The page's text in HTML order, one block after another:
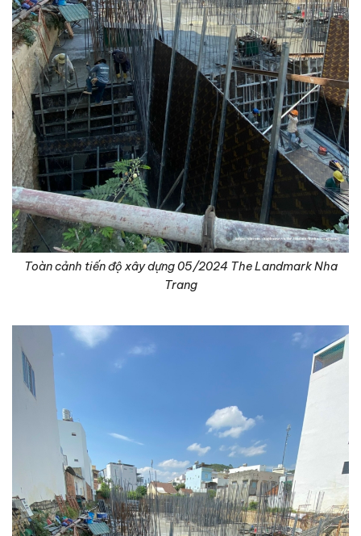
Toàn cảnh tiến độ xây dựng 05/2024 The Landmark Nha
Trang